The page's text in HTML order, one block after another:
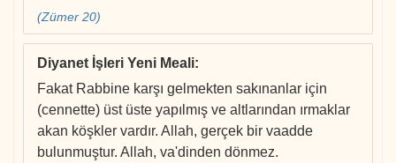
(Zümer 20)
Diyanet İşleri Yeni Meali:
Fakat Rabbine karşı gelmekten sakınanlar için
(cennette) üst üste yapılmış ve altlarından ırmaklar
akan köşkler vardır. Allah, gerçek bir vaadde
bulunmuştur. Allah, va'dinden dönmez.